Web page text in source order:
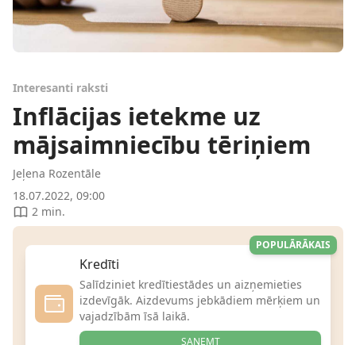
Interesanti raksti
Inflācijas ietekme uz
mājsaimniecību tēriņiem
Jeļena Rozentāle
18.07.2022, 09:00
2 min.
Kredīti
Salīdziniet kredītiestādes un aizņemieties
izdevīgāk. Aizdevums jebkādiem mērķiem un
vajadzībām īsā laikā.
SAŅEMT
POPULĀRĀKAIS